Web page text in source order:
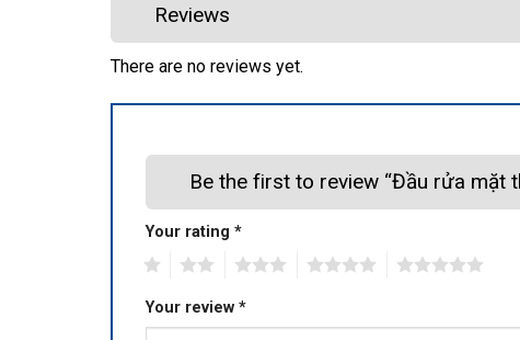
Reviews
There are no reviews yet.
Be the first to review “Đầu rửa mặt
Your rating *
Your review *